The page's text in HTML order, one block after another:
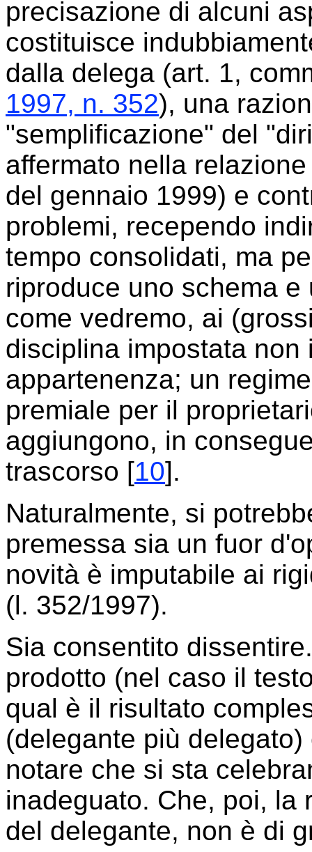
precisazione di alcuni
costituisce
dalla delega (art. 1,
1997, n. 352), una
"semplificazione" del
affermato nella
del gennaio 1999) e
problemi, recependo
tempo consolidati, ma
riproduce uno schema
come vedremo, ai
disciplina impostata
appartenenza; un
premiale per il
aggiungono, in
trascorso [10].
Naturalmente, si
premessa sia un fuor
novità è imputabile ai
(l. 352/1997).
Sia consentito
prodotto (nel caso il
qual è il risultato
(delegante più
notare che si sta
inadeguato. Che, poi, la
del delegante, non è di